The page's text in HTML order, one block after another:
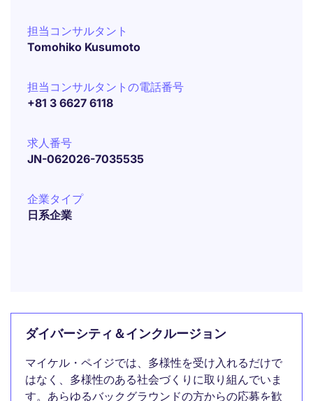
担当コンサルタント
Tomohiko Kusumoto
担当コンサルタントの電話番号
+81 3 6627 6118
求人番号
JN-062026-7035535
企業タイプ
日系企業
ダイバーシティ＆インクルージョン
マイケル・ペイジでは、多様性を受け入れるだけで
はなく、多様性のある社会づくりに取り組んでいま
す。あらゆるバックグラウンドの方からの応募を歓